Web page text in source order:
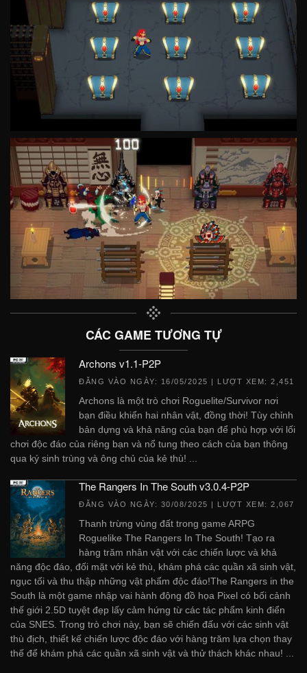
CÁC GAME TƯƠNG TỰ
Archons v1.1-P2P
ĐĂNG VÀO NGÀY: 16/05/2025 | LƯỢT XEM: 2,451
Archons là một trò chơi Roguelite/Survivor nơi
bạn điều khiển hai nhân vật, đồng thời! Tùy chỉnh
bản dựng và khả năng của bạn để phù hợp với lối
chơi độc đáo của riêng bạn và nổ tung theo cách của bạn thông
qua ký sinh trùng và ông chủ của kẻ thù! ...
The Rangers In The South v3.0.4-P2P
ĐĂNG VÀO NGÀY: 30/08/2025 | LƯỢT XEM: 2,067
Thanh trừng vùng đất trong game ARPG
Roguelike The Rangers In The South! Tạo ra
hàng trăm nhân vật với các chiến lược và khả
năng độc đáo, đối mặt với kẻ thù, khám phá các quần xã sinh vật,
ngục tối và thu thập những vật phẩm độc đáo!The Rangers in the
South là một game nhập vai hành động đồ họa Pixel có bối cảnh
thế giới 2.5D tuyệt đẹp lấy cảm hứng từ các tác phẩm kinh điển
của SNES. Trong trò chơi này, bạn sẽ chiến đấu với các sinh vật
thù địch, thiết kế chiến lược độc đáo với hàng trăm lựa chọn thay
thế để khám phá các quần xã sinh vật và thử thách khác nhau! ...